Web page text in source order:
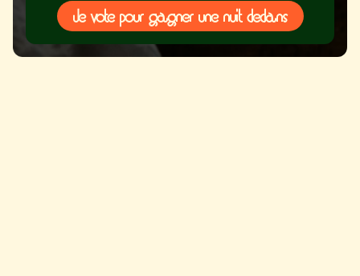
Je vote pour gagner une nuit dedans